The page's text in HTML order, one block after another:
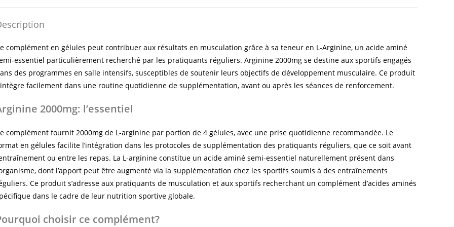
complément en gélules peut contribuer aux résultats en musculation grâce à sa teneur en L-Arginine, un acide aminé
essentiel particulièrement recherché par les pratiquants réguliers. Arginine 2000mg se destine aux sportifs engagés
des programmes en salle intensifs, susceptibles de soutenir leurs objectifs de développement musculaire. Ce produit
facilement dans une routine quotidienne de supplémentation, avant ou après les séances de renforcement.
2000mg: l’essentiel
complément fournit 2000mg de L-arginine par portion de 4 gélules, avec une prise quotidienne recommandée. Le
en gélules facilite l’intégration dans les protocoles de supplémentation des pratiquants réguliers, que ce soit avant
ou entre les repas. La L-arginine constitue un acide aminé semi-essentiel naturellement présent dans
dont l’apport peut être augmenté via la supplémentation chez les sportifs soumis à des entraînements
Ce produit s’adresse aux pratiquants de musculation et aux sportifs recherchant un complément d’acides aminés
dans le cadre de leur nutrition sportive globale.
choisir ce complément?